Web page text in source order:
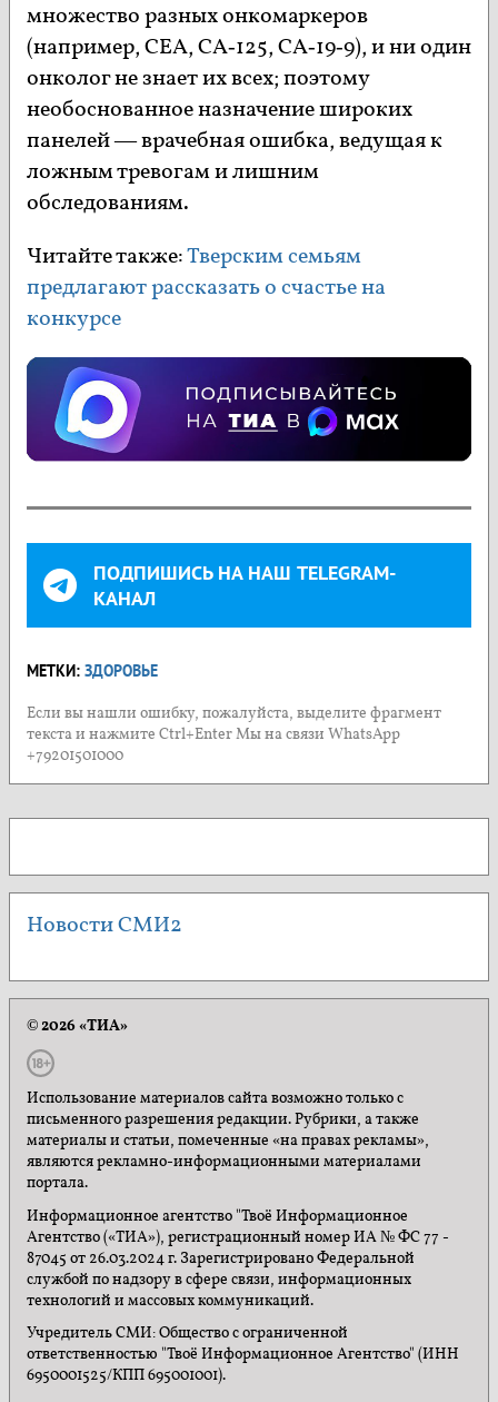
множество разных онкомаркеров
(например, CEA, CA‑125, CA‑19‑9), и ни один
онколог не знает их всех; поэтому
необоснованное назначение широких
панелей — врачебная ошибка, ведущая к
ложным тревогам и лишним
обследованиям.
Читайте также:Тверским семьям
предлагают рассказать о счастье на
конкурсе
ПОДПИШИСЬ НА НАШ TELEGRAM-
КАНАЛ
МЕТКИ: ЗДОРОВЬЕ
Если вы нашли ошибку, пожалуйста, выделите фрагмент
текста и нажмите Ctrl+Enter Мы на связи WhatsApp
+79201501000
Новости СМИ2
© 2026 «ТИА»
Использование материалов сайта возможно только с
письменного разрешения редакции. Рубрики, а также
материалы и статьи, помеченные «на правах рекламы»,
являются рекламно-информационными материалами
портала.
Информационное агентство "Твоё Информационное
Агентство («ТИА»), регистрационный номер ИА № ФС 77 -
87045 от 26.03.2024 г. Зарегистрировано Федеральной
службой по надзору в сфере связи, информационных
технологий и массовых коммуникаций.
Учредитель СМИ: Общество с ограниченной
ответственностью "Твоё Информационное Агентство" (ИНН
6950001525/КПП 695001001).